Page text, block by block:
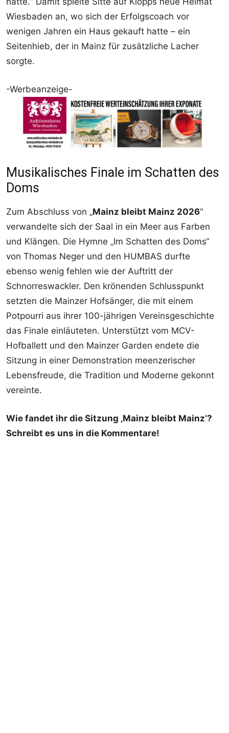
Wiesbaden an, wo sich der Erfolgscoach vor
wenigen Jahren ein Haus gekauft hatte – ein
Seitenhieb, der in Mainz für zusätzliche Lacher
sorgte.
-Werbeanzeige-
Musikalisches Finale im Schatten des
Doms
Zum Abschluss von „Mainz bleibt Mainz 2026“
verwandelte sich der Saal in ein Meer aus Farben
und Klängen. Die Hymne „Im Schatten des Doms“
von Thomas Neger und den HUMBAS durfte
ebenso wenig fehlen wie der Auftritt der
Schnorreswackler. Den krönenden Schlusspunkt
setzten die Mainzer Hofsänger, die mit einem
Potpourri aus ihrer 100-jährigen Vereinsgeschichte
das Finale einläuteten. Unterstützt vom MCV-
Hofballett und den Mainzer Garden endete die
Sitzung in einer Demonstration meenzerischer
Lebensfreude, die Tradition und Moderne gekonnt
vereinte.
Wie fandet ihr die Sitzung ‚Mainz bleibt Mainz‘?
Schreibt es uns in die Kommentare!